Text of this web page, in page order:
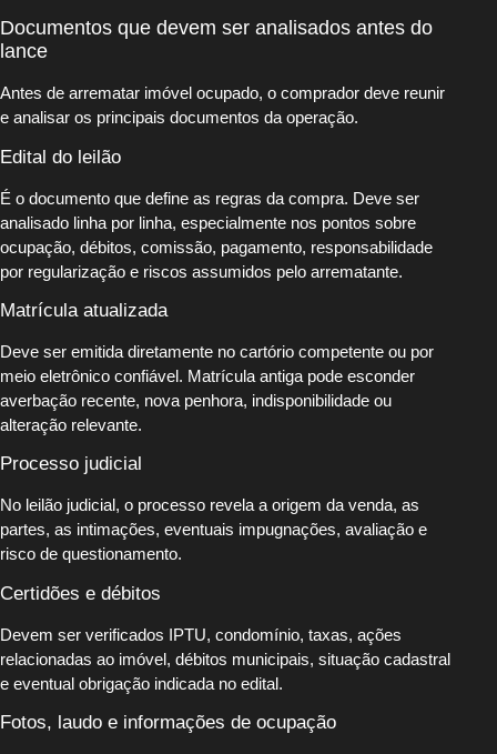
Documentos que devem ser analisados antes do
lance
Antes de arrematar imóvel ocupado, o comprador deve reunir
e analisar os principais documentos da operação.
Edital do leilão
É o documento que define as regras da compra. Deve ser
analisado linha por linha, especialmente nos pontos sobre
ocupação, débitos, comissão, pagamento, responsabilidade
por regularização e riscos assumidos pelo arrematante.
Matrícula atualizada
Deve ser emitida diretamente no cartório competente ou por
meio eletrônico confiável. Matrícula antiga pode esconder
averbação recente, nova penhora, indisponibilidade ou
alteração relevante.
Processo judicial
No leilão judicial, o processo revela a origem da venda, as
partes, as intimações, eventuais impugnações, avaliação e
risco de questionamento.
Certidões e débitos
Devem ser verificados IPTU, condomínio, taxas, ações
relacionadas ao imóvel, débitos municipais, situação cadastral
e eventual obrigação indicada no edital.
Fotos, laudo e informações de ocupação